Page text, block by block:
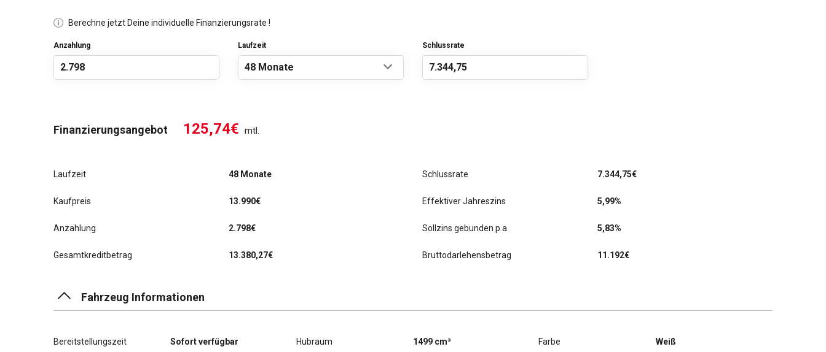
Berechne jetzt Deine individuelle Finanzierungsrate !
Anzahlung Laufzeit Schlussrate
Finanzierungsangebot 125,74€ mtl.
Laufzeit 48 Monate
Kaufpreis 13.990€
Anzahlung 2.798€
Gesamtkreditbetrag 13.380,27€
Schlussrate 7.344,75€
Effektiver Jahreszins 5,99%
Sollzins gebunden p.a. 5,83%
Bruttodarlehensbetrag 11.192€
Fahrzeug Informationen
Bereitstellungszeit Sofort verfügbar Hubraum 1499 cm³ Farbe Weiß